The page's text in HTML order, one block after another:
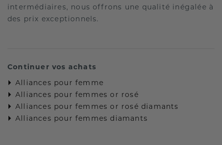
intermédiaires, nous offrons une qualité inégalée à
des prix exceptionnels.
Continuer vos achats
Alliances pour femme
Alliances pour femmes or rosé
Alliances pour femmes or rosé diamants
Alliances pour femmes diamants